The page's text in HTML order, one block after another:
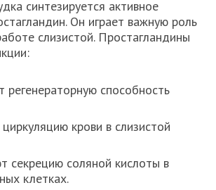
синтезируется активное
Он играет важную роль
слизистой. Простагландины
способность
крови в слизистой
секрецию соляной кислоты в
клетках.